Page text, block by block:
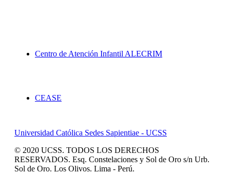
Centro de Atención Infantil ALECRIM
CEASE
Universidad Católica Sedes Sapientiae - UCSS
© 2020 UCSS. TODOS LOS DERECHOS
RESERVADOS. Esq. Constelaciones y Sol de Oro s/n Urb.
Sol de Oro. Los Olivos. Lima - Perú.